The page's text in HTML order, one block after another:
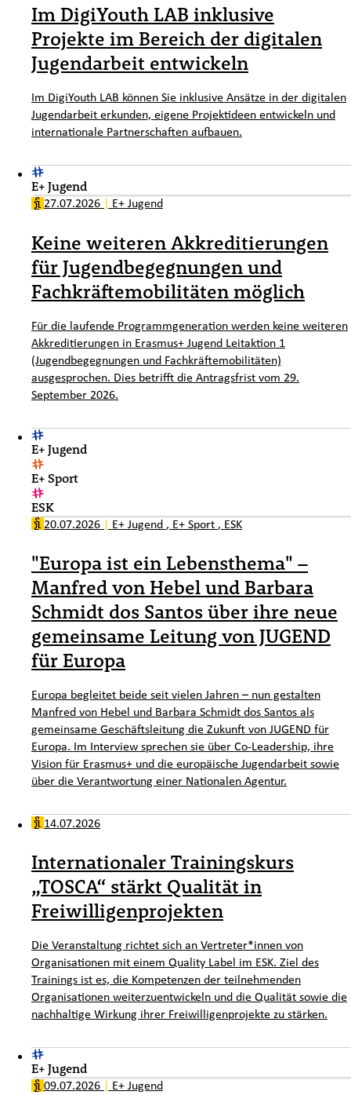
Im DigiYouth LAB inklusive
Projekte im Bereich der digitalen
Jugendarbeit entwickeln
Im DigiYouth LAB können Sie inklusive Ansätze in der digitalen
Jugendarbeit erkunden, eigene Projektideen entwickeln und
internationale Partnerschaften aufbauen.
E+ Jugend
27.07.2026 | E+ Jugend
Keine weiteren Akkreditierungen
für Jugendbegegnungen und
Fachkräftemobilitäten möglich
Für die laufende Programmgeneration werden keine weiteren
Akkreditierungen in Erasmus+ Jugend Leitaktion 1
(Jugendbegegnungen und Fachkräftemobilitäten)
ausgesprochen. Dies betrifft die Antragsfrist vom 29.
September 2026.
E+ Jugend
E+ Sport
ESK
20.07.2026 | E+ Jugend , E+ Sport , ESK
"Europa ist ein Lebensthema" –
Manfred von Hebel und Barbara
Schmidt dos Santos über ihre neue
gemeinsame Leitung von JUGEND
für Europa
Europa begleitet beide seit vielen Jahren – nun gestalten
Manfred von Hebel und Barbara Schmidt dos Santos als
gemeinsame Geschäftsleitung die Zukunft von JUGEND für
Europa. Im Interview sprechen sie über Co-Leadership, ihre
Vision für Erasmus+ und die europäische Jugendarbeit sowie
über die Verantwortung einer Nationalen Agentur.
14.07.2026
Internationaler Trainingskurs
„TOSCA“ stärkt Qualität in
Freiwilligenprojekten
Die Veranstaltung richtet sich an Vertreter*innen von
Organisationen mit einem Quality Label im ESK. Ziel des
Trainings ist es, die Kompetenzen der teilnehmenden
Organisationen weiterzuentwickeln und die Qualität sowie die
nachhaltige Wirkung ihrer Freiwilligenprojekte zu stärken.
E+ Jugend
09.07.2026 | E+ Jugend